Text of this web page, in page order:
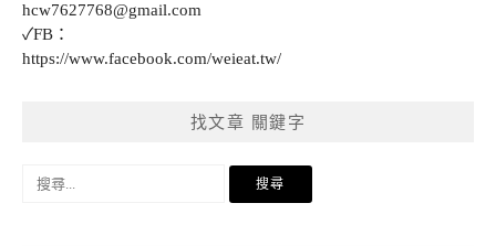
hcw7627768@gmail.com
✓FB：
https://www.facebook.com/weieat.tw/
找文章 關鍵字
搜